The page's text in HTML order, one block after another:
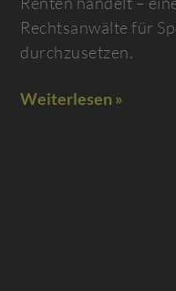
Rechtsanwälte für
durchzusetzen.
Weiterlesen »